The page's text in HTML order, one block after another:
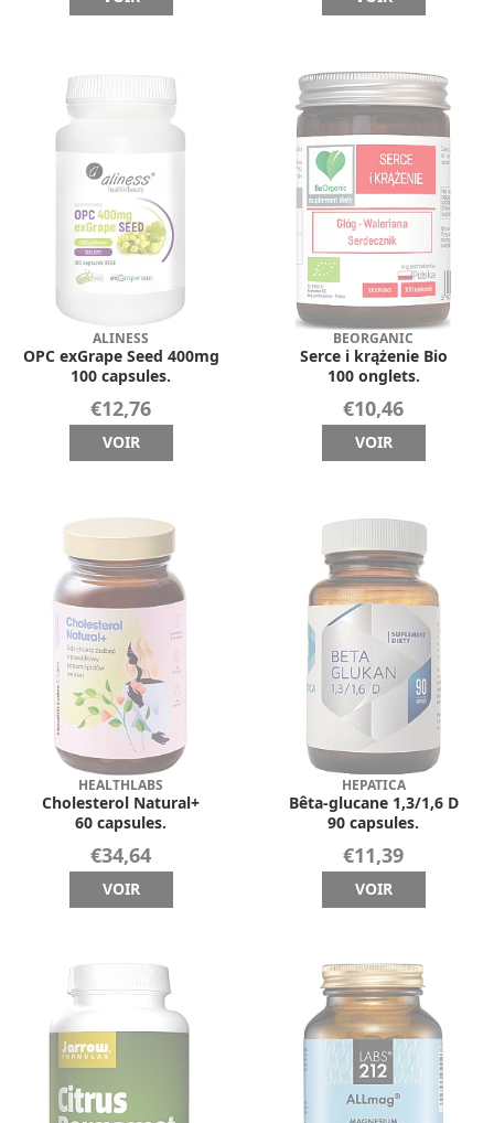
ALINESS
OPC exGrape Seed 400mg
100 capsules.
€12,76
VOIR
BEORGANIC
Serce i krążenie Bio
100 onglets.
€10,46
VOIR
HEALTHLABS
Cholesterol Natural+
60 capsules.
€34,64
VOIR
HEPATICA
Bêta-glucane 1,3/1,6 D
90 capsules.
€11,39
VOIR